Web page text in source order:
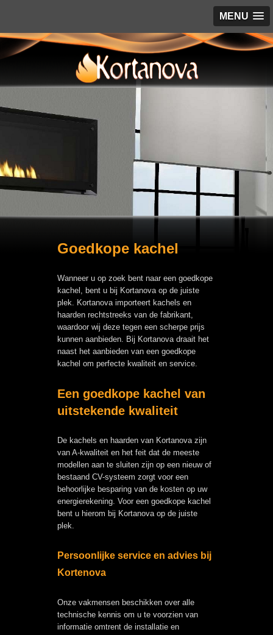
MENU
Goedkope kachel
Wanneer u op zoek bent naar een goedkope
kachel, bent u bij Kortanova op de juiste
plek. Kortanova importeert kachels en
haarden rechtstreeks van de fabrikant,
waardoor wij deze tegen een scherpe prijs
kunnen aanbieden. Bij Kortanova draait het
naast het aanbieden van een goedkope
kachel om perfecte kwaliteit en service.
Een goedkope kachel van
uitstekende kwaliteit
De kachels en haarden van Kortanova zijn
van A-kwaliteit en het feit dat de meeste
modellen aan te sluiten zijn op een nieuw of
bestaand CV-systeem zorgt voor een
behoorlijke besparing van de kosten op uw
energierekening. Voor een goedkope kachel
bent u hierom bij Kortanova op de juiste
plek.
Persoonlijke service en advies bij
Kortenova
Onze vakmensen beschikken over alle
technische kennis om u te voorzien van
informatie omtrent de installatie en